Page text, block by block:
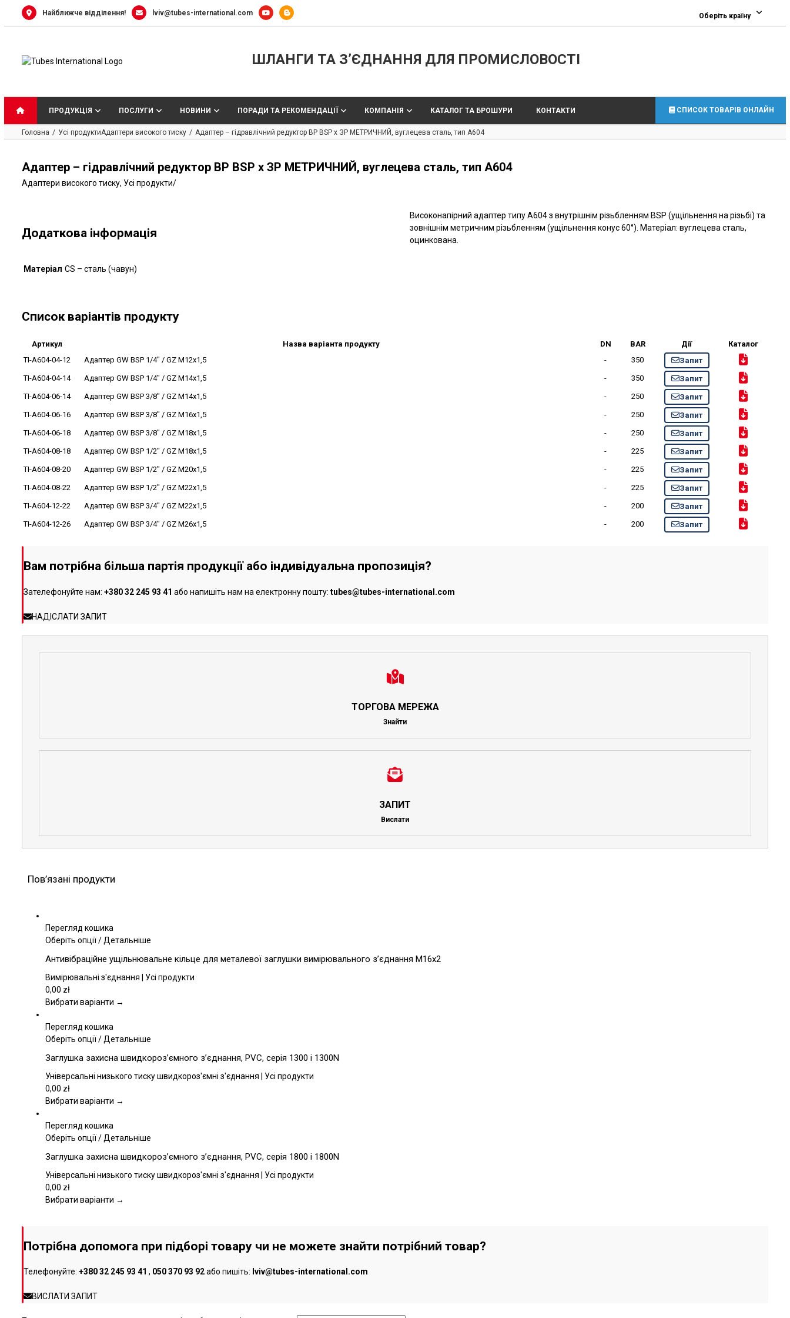
Найближче відділення! lviv@tubes-international.com Оберіть країну
ШЛАНГИ ТА З’ЄДНАННЯ ДЛЯ ПРОМИСЛОВОСТІ
ПРОДУКЦІЯ ПОСЛУГИ НОВИНИ ПОРАДИ ТА РЕКОМЕНДАЦІЇ КОМПАНІЯ КАТАЛОГ ТА БРОШУРИ КОНТАКТИ СПИСОК ТОВАРІВ ОНЛАЙН
Головна Усі продуктиАдаптери високого тиску Адаптер – гідравлічний редуктор ВР BSP x ЗР МЕТРИЧНИЙ, вуглецева сталь, тип A604
Адаптер – гідравлічний редуктор ВР BSP x ЗР МЕТРИЧНИЙ, вуглецева сталь, тип A604
Адаптери високого тиску, Усі продукти/
Додаткова інформація
Матеріал CS – сталь (чавун)
Високонапірний адаптер типу A604 з внутрішнім різьбленням BSP (ущільнення на різьбі) та
зовнішнім метричним різьбленням (ущільнення конус 60°). Матеріал: вуглецева сталь,
оцинкована.
Список варіантів продукту
Артикул Назва варіанта продукту DN BAR Дії
Каталог
TI-A604-04-12
Адаптер GW BSP 1/4" / GZ M12x1,5 - 350
Запит
TI-A604-04-14
Адаптер GW BSP 1/4" / GZ M14x1,5 - 350
Запит
TI-A604-06-14
Адаптер GW BSP 3/8" / GZ M14x1,5 - 250
Запит
TI-A604-06-16
Адаптер GW BSP 3/8" / GZ M16x1,5 - 250
Запит
TI-A604-06-18
Адаптер GW BSP 3/8" / GZ M18x1,5 - 250
Запит
TI-A604-08-18
Адаптер GW BSP 1/2" / GZ M18x1,5 - 225
Запит
TI-A604-08-20
Адаптер GW BSP 1/2" / GZ M20x1,5 - 225
Запит
TI-A604-08-22
Адаптер GW BSP 1/2" / GZ M22x1,5 - 225
Запит
TI-A604-12-22
Адаптер GW BSP 3/4" / GZ M22x1,5 - 200
Запит
TI-A604-12-26
Адаптер GW BSP 3/4" / GZ M26x1,5 - 200 Запит
Вам потрібна більша партія продукції або індивідуальна пропозиція?
Зателефонуйте нам: +380 32 245 93 41 або напишіть нам на електронну пошту: tubes@tubes-international.com
НАДІСЛАТИ ЗАПИТ
ТОРГОВА МЕРЕЖА
Знайти
ЗАПИТ
Вислати
Пов’язані продукти
Перегляд кошика
Оберіть опції Цей
має
кілька
Параметри
вибрати
на
товару
/Детальніше
Антивібраційне ущільнювальне кільце для металевої заглушки вимірювального з’єднання M16x2
Вимірювальні з'єднання | Усі продукти
0,00 zł
Вибрати варіанти →
Перегляд кошика
Оберіть опції Цей
має
кілька
Параметри
вибрати
на
товару
/Детальніше
Заглушка захисна швидкороз’ємного з’єднання, PVC, серія 1300 і 1300N
Універсальні низького тиску швидкороз'ємні з'єднання | Усі продукти
0,00 zł
Вибрати варіанти →
Перегляд кошика
Оберіть опції Цей
має
кілька
Параметри
сторінці
/Детальніше
Заглушка захисна швидкороз’ємного з’єднання, PVC, серія 1800 і 1800N
Універсальні низького тиску швидкороз'ємні з'єднання | Усі продукти
0,00 zł
Вибрати варіанти →
Потрібна допомога при підборі товару чи не можете знайти потрібний товар?
Телефонуйте: +380 32 245 93 41 , 050 370 93 92або пишіть: lviv@tubes-international.com
ВИСЛАТИ ЗАПИТ